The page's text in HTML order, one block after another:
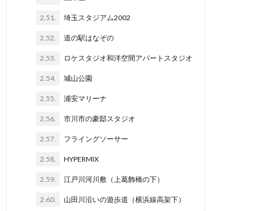
2.51. 埼玉スタジアム2002
2.52. 道の駅はなぞの
2.53. ロケスタジオ和洋空間アパートスタジオ
2.54. 城山公園
2.55. 浦安マリーナ
2.56. 市川市の豪邸スタジオ
2.57. フライングソーサー
2.58. HYPERMIX
2.59. 江戸川河川敷（上葛飾橋の下）
2.60. 山田川沿いの遊歩道（横浜線高架下）